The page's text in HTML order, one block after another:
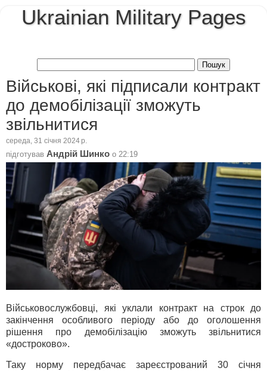
Ukrainian Military Pages
Військові, які підписали контракт
до демобілізації зможуть
звільнитися
середа, 31 січня 2024 р.
підготував Андрій Шинко о 22:19
Військовослужбовці, які уклали контракт на строк до
закінчення особливого періоду або до оголошення
рішення про демобілізацію зможуть звільнитися
«достроково».
Таку норму передбачає зареєстрований 30 січня